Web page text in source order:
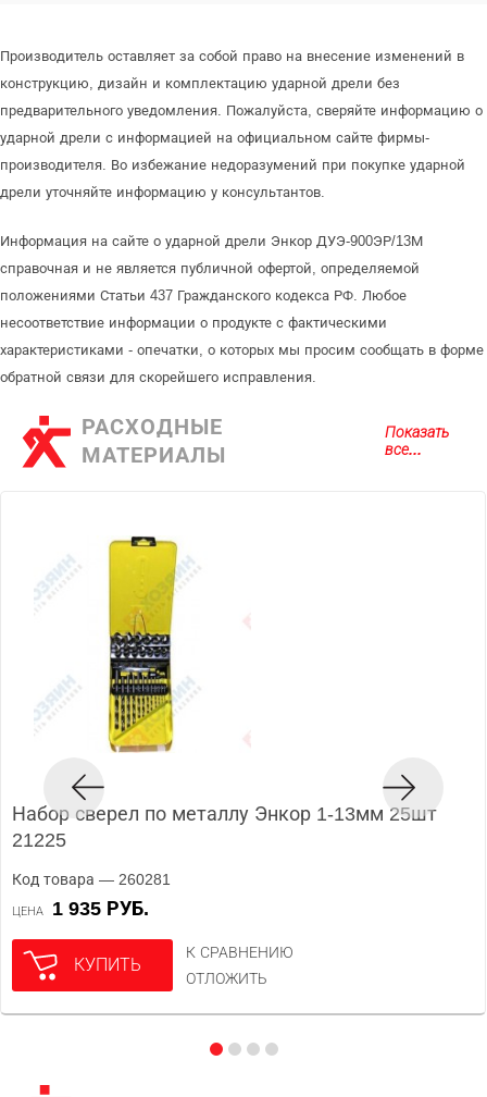
Производитель оставляет за собой право на внесение изменений в
конструкцию, дизайн и комплектацию ударной дрели без
предварительного уведомления. Пожалуйста, сверяйте информацию о
ударной дрели с информацией на официальном сайте фирмы-
производителя. Во избежание недоразумений при покупке ударной
дрели уточняйте информацию у консультантов.
Информация на сайте о ударной дрели Энкор ДУЭ-900ЭР/13М
справочная и не является публичной офертой, определяемой
положениями Статьи 437 Гражданского кодекса РФ. Любое
несоответствие информации о продукте с фактическими
характеристиками - опечатки, о которых мы просим сообщать в форме
обратной связи для скорейшего исправления.
РАСХОДНЫЕ
МАТЕРИАЛЫ
Показать
все...
Набор сверел по металлу Энкор 1-13мм 25шт
21225
Код товара — 260281
ЦЕНА 1 935 РУБ.
КУПИТЬ
К СРАВНЕНИЮ
ОТЛОЖИТЬ